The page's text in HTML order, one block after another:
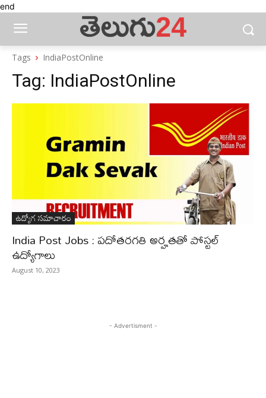
end
Tags IndiaPostOnline
Tag: IndiaPostOnline
ఉద్యోగ సమాచారం
India Post Jobs : పదోతరగతి అర్హతతో పోస్టల్‌
ఉద్యోగాలు
August 10, 2023
- Advertisment -